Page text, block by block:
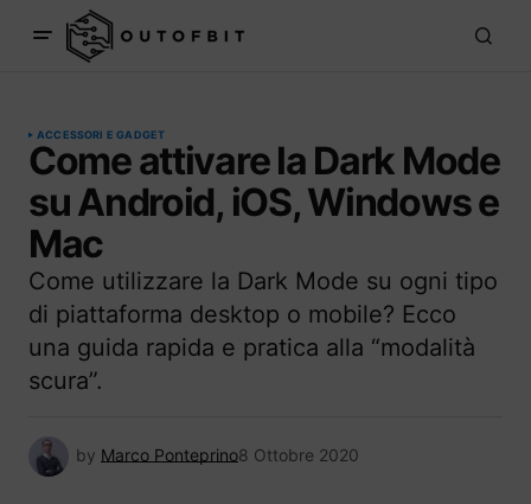
ACCESSORI E GADGET
Come attivare la Dark Mode
su Android, iOS, Windows e
Mac
Come utilizzare la Dark Mode su ogni tipo
di piattaforma desktop o mobile? Ecco
una guida rapida e pratica alla “modalità
scura”.
by Marco Ponteprino8 Ottobre 2020